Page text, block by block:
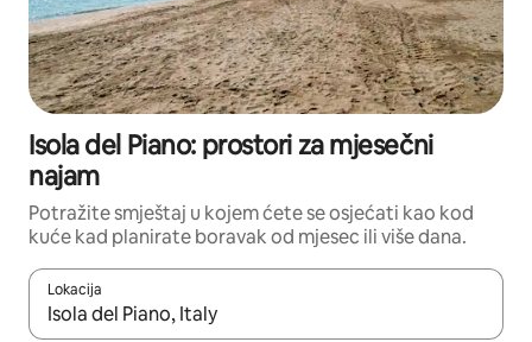
Isola del Piano: prostori za mjesečni
najam
Potražite smještaj u kojem ćete se osjećati kao kod
kuće kad planirate boravak od mjesec ili više dana.
Lokacija
Kada budu dostupni rezultati, moći ćete ih pregledati